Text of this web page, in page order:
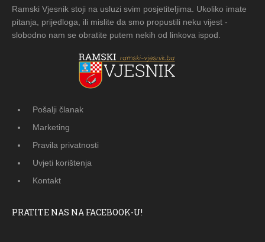
Ramski Vjesnik stoji na usluzi svim posjetiteljima. Ukoliko imate
pitanja, prijedloga, ili mislite da smo propustili neku vijest -
slobodno nam se obratite putem nekih od linkova ispod.
Pošalji članak
Marketing
Pravila privatnosti
Uvjeti korištenja
Kontakt
PRATITE NAS NA FACEBOOK-U!